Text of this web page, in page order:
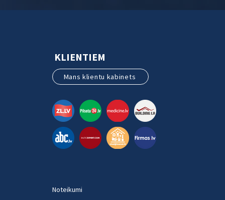
KLIENTIEM
Mans klientu kabinets
Noteikumi